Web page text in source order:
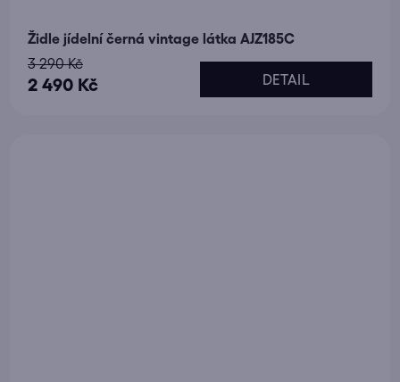
Židle jídelní černá vintage látka AJZ185C
2 490 Kč
3 290 Kč
DETAIL